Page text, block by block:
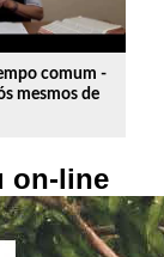
comum -
mesmos de
on-line